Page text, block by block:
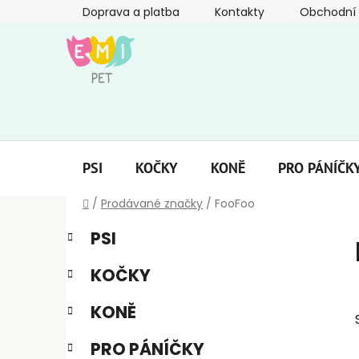
Doprava a platba Kontakty
PSI KOČKY KONĚ PRO
Domů
/ Prodávané značky / FooFoo
P
s
r
Přeskočit
kategorie
K
a
e
o
i
PSI
KOČKY
KONĚ
PRO PÁNÍČKY